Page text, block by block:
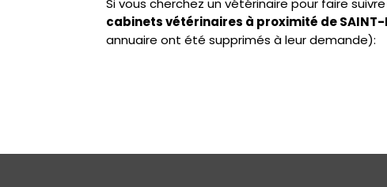
Si vous cherchez un vétérinaire pour faire
cabinets vétérinaires à proximité de SAINT-
annuaire ont été supprimés à leur demande):